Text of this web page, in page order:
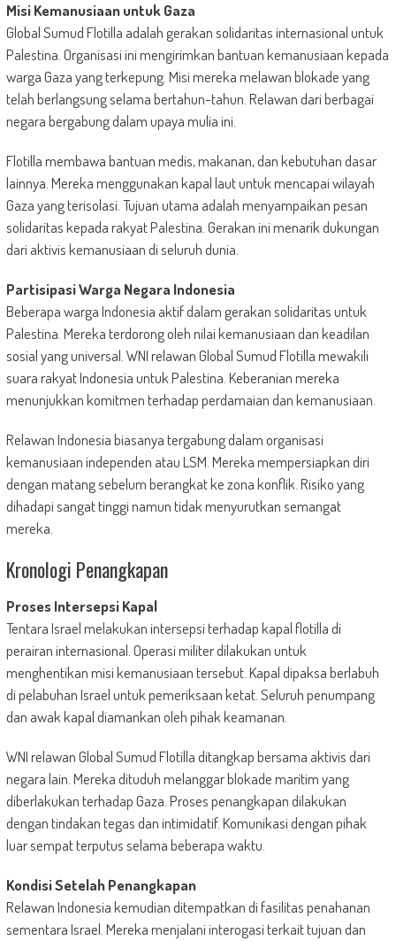
Misi Kemanusiaan untuk Gaza
Global Sumud Flotilla adalah gerakan solidaritas internasional untuk
Palestina. Organisasi ini mengirimkan bantuan kemanusiaan kepada
warga Gaza yang terkepung. Misi mereka melawan blokade yang
telah berlangsung selama bertahun-tahun. Relawan dari berbagai
negara bergabung dalam upaya mulia ini.
Flotilla membawa bantuan medis, makanan, dan kebutuhan dasar
lainnya. Mereka menggunakan kapal laut untuk mencapai wilayah
Gaza yang terisolasi. Tujuan utama adalah menyampaikan pesan
solidaritas kepada rakyat Palestina. Gerakan ini menarik dukungan
dari aktivis kemanusiaan di seluruh dunia.
Partisipasi Warga Negara Indonesia
Beberapa warga Indonesia aktif dalam gerakan solidaritas untuk
Palestina. Mereka terdorong oleh nilai kemanusiaan dan keadilan
sosial yang universal. WNI relawan Global Sumud Flotilla mewakili
suara rakyat Indonesia untuk Palestina. Keberanian mereka
menunjukkan komitmen terhadap perdamaian dan kemanusiaan.
Relawan Indonesia biasanya tergabung dalam organisasi
kemanusiaan independen atau LSM. Mereka mempersiapkan diri
dengan matang sebelum berangkat ke zona konflik. Risiko yang
dihadapi sangat tinggi namun tidak menyurutkan semangat
mereka.
Kronologi Penangkapan
Proses Intersepsi Kapal
Tentara Israel melakukan intersepsi terhadap kapal flotilla di
perairan internasional. Operasi militer dilakukan untuk
menghentikan misi kemanusiaan tersebut. Kapal dipaksa berlabuh
di pelabuhan Israel untuk pemeriksaan ketat. Seluruh penumpang
dan awak kapal diamankan oleh pihak keamanan.
WNI relawan Global Sumud Flotilla ditangkap bersama aktivis dari
negara lain. Mereka dituduh melanggar blokade maritim yang
diberlakukan terhadap Gaza. Proses penangkapan dilakukan
dengan tindakan tegas dan intimidatif. Komunikasi dengan pihak
luar sempat terputus selama beberapa waktu.
Kondisi Setelah Penangkapan
Relawan Indonesia kemudian ditempatkan di fasilitas penahanan
sementara Israel. Mereka menjalani interogasi terkait tujuan dan